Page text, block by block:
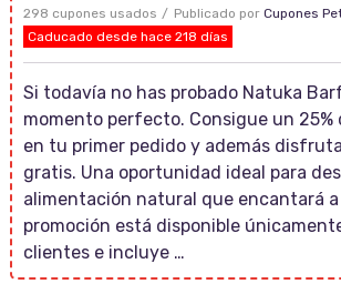
298 cupones usados Publicado por Cupones
Caducado desde hace 218 días
Si todavía no has probado Natuka
momento perfecto. Consigue un 25%
en tu primer pedido y además
gratis. Una oportunidad ideal para
alimentación natural que encantará
promoción está disponible
clientes e incluye …